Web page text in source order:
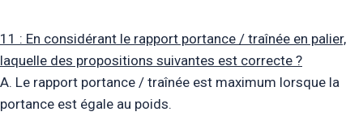
11 : En considérant le rapport portance / traînée en palier,
laquelle des propositions suivantes est correcte ?
A. Le rapport portance / traînée est maximum lorsque la
portance est égale au poids.